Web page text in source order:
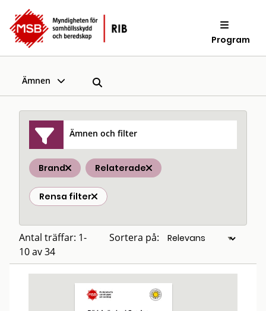
Program
Ämnen
Ämnen och filter
Brand Relaterade
Rensa filter
Antal träffar: 1-
10 av 34
Sortera på: